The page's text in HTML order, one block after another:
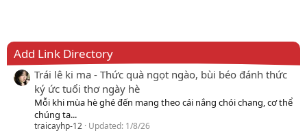
Add Link Directory
Trái lê ki ma - Thức quà ngọt ngào, bùi béo đánh thức
ký ức tuổi thơ ngày hè
Mỗi khi mùa hè ghé đến mang theo cái nắng chói chang, cơ thể
chúng ta...
traicayhp-12 Updated: 1/8/26